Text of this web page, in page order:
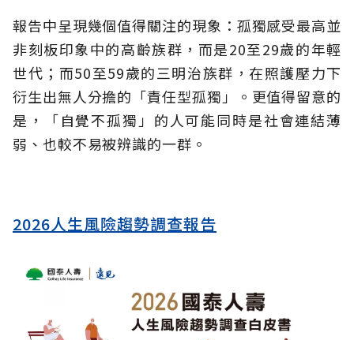
報告中呈現幾個值得關注的現象：孤獨感受最高並
非刻板印象中的高齡族群，而是20至29歲的年輕
世代；而50至59歲的三明治族群，在照護壓力下
衍生出無人分擔的「責任型孤獨」。更值得留意的
是，「自覺不孤獨」的人可能同時是社會連結薄
弱、也較不易被辨識的一群。
2026人生風險趨勢調查報告